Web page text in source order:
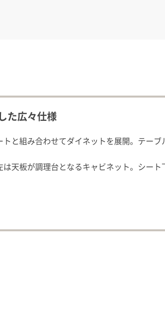
た広々仕様
と組み合わせてダイネットを展開。テー
天板が調理台となるキャビネット。シー